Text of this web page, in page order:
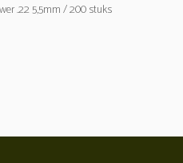
.22 5,5mm / 200 stuks